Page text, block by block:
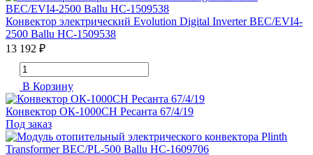
Конвектор электрический Evolution Digital Inverter BEC/EVI4-
2500 Ballu НС-1509538
13 192 ₽
В Корзину
Конвектор ОК-1000СН Ресанта 67/4/19
Под заказ